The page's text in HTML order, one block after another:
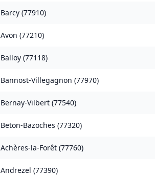
Barcy (77910)
Avon (77210)
Balloy (77118)
Bannost-Villegagnon (77970)
Bernay-Vilbert (77540)
Beton-Bazoches (77320)
Achères-la-Forêt (77760)
Andrezel (77390)